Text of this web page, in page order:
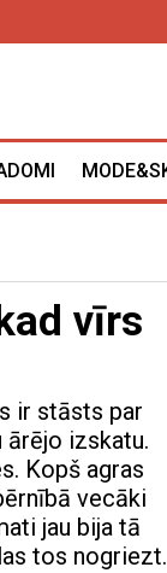
vīrs
ir stāsts par
ārējo izskatu.
Kopš agras
vecāki
jau bija tā
tos nogriezt.